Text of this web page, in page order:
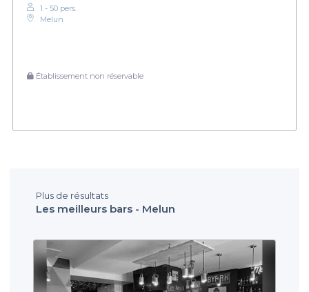
1 - 50 pers.
Melun
Établissement non réservable
Plus de résultats
Les meilleurs bars - Melun